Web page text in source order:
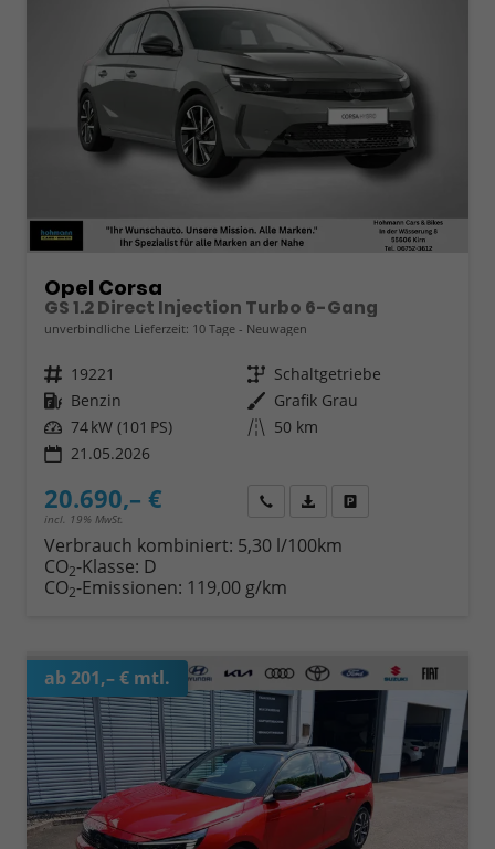
Opel Corsa
GS 1.2 Direct Injection Turbo 6-Gang
unverbindliche Lieferzeit: 10 Tage Neuwagen
Fahrzeugnr. 19221 Getriebe Schaltgetriebe
Kraftstoff Benzin Außenfarbe Grafik Grau
Leistung 74 kW (101 PS) Kilometerstand 50 km
21.05.2026
20.690,– €
incl. 19% MwSt.
Wir rufen Sie anFahrzeugexposé (PDF)
Verbrauch kombiniert: 5,30 l/100km
CO2-Klasse: D
CO2-Emissionen: 119,00 g/km
ab 201,– € mtl.